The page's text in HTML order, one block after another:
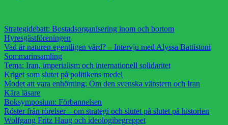
Strategidebatt: Bostadsorganisering inom och bortom
Hyresgästföreningen
Vad är naturen egentligen värd? – Intervju med Alyssa Battistoni
Sommarinsamling
Tema: Iran, imperialism och internationell solidaritet
Kriget som slutet på politikens medel
Modet att vara enhörning: Om den svenska vänstern och Iran
Kära läsare
Boksymposium: Förbannelsen
Röster från rörelser – om strategi och slutet på slutet på historien
Wolfgang Fritz Haug och ideologibegreppet